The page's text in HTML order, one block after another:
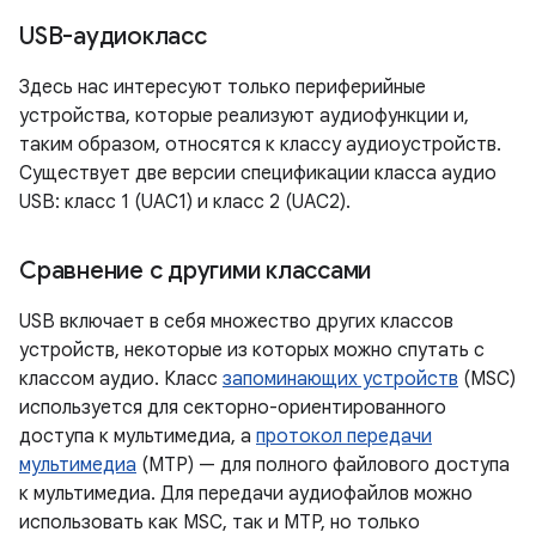
USB-аудиокласс
Здесь нас интересуют только периферийные
устройства, которые реализуют аудиофункции и,
таким образом, относятся к классу аудиоустройств.
Существует две версии спецификации класса аудио
USB: класс 1 (UAC1) и класс 2 (UAC2).
Сравнение с другими классами
USB включает в себя множество других классов
устройств, некоторые из которых можно спутать с
классом аудио. Класс запоминающих устройств (MSC)
используется для секторно-ориентированного
доступа к мультимедиа, а протокол передачи
мультимедиа (MTP) — для полного файлового доступа
к мультимедиа. Для передачи аудиофайлов можно
использовать как MSC, так и MTP, но только